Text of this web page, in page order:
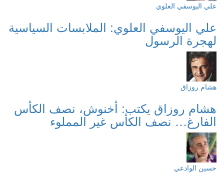
علي اليوسفي العلوي
علي اليوسفي العلوي: الملابسات السياسية
لهجرة الرسول
هشام روزاق
هشام روزاق يكتب: أخنوش، نصف الكأس
الفارغ… نصف الكأس غير المملوء
حسين الوادعي